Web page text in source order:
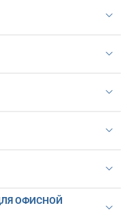
ОФИСНОЙ